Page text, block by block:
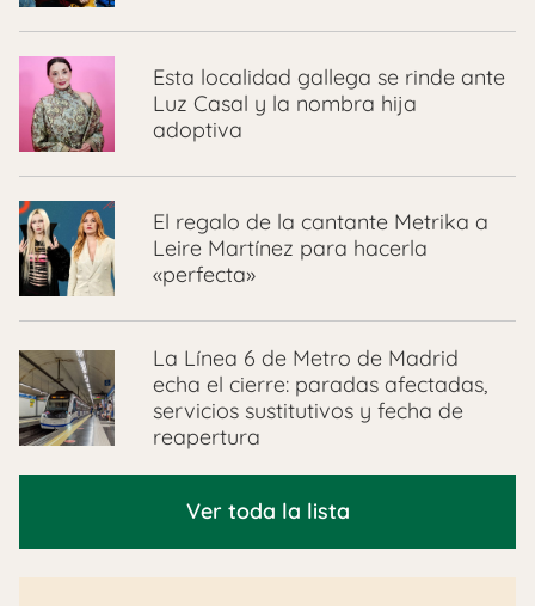
Esta localidad gallega se rinde ante
Luz Casal y la nombra hija
adoptiva
El regalo de la cantante Metrika a
Leire Martínez para hacerla
«perfecta»
La Línea 6 de Metro de Madrid
echa el cierre: paradas afectadas,
servicios sustitutivos y fecha de
reapertura
Ver toda la lista